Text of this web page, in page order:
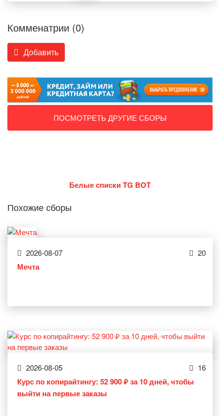
Комменатрии (0)
Добавить
ПОСМОТРЕТЬ ДРУГИЕ СБОРЫ
Белые списки TG BOT
Похожие сборы
2026-08-07 20
Мечта
2026-08-05 16
Курс по копирайтингу: 52 900 ₽ за 10 дней, чтобы
выйти на первые заказы